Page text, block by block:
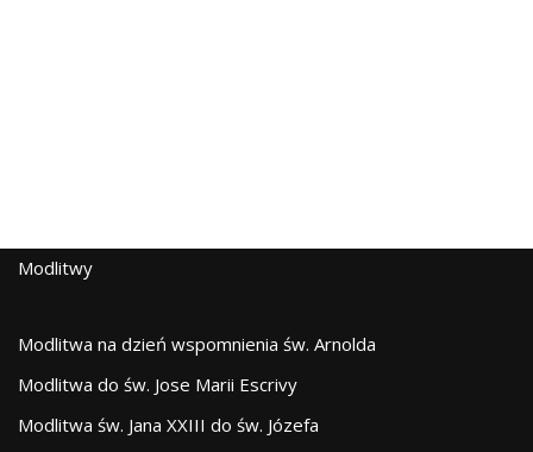
Modlitwy
Modlitwa na dzień wspomnienia św. Arnolda
Modlitwa do św. Jose Marii Escrivy
Modlitwa św. Jana XXIII do św. Józefa